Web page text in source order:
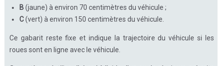
B(jaune) à environ 70 centimètres du véhicule ;
C(vert) à environ 150 centimètres du véhicule.
Ce gabarit reste fixe et indique la trajectoire du véhicule si les
roues sont en ligne avec le véhicule.